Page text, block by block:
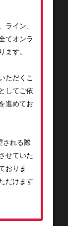
ライン、
てオンラ
ます。
ただくこ
してご依
進めてお
される際
せていた
おりま
だけます